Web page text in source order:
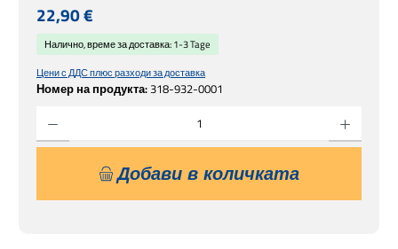
Редовна цена:
22,90 €
Цени с ДДС плюс разходи за доставка
Номер на продукта:318-932-0001
Налично, време за доставка: 1-3 Tage
Добави в количката